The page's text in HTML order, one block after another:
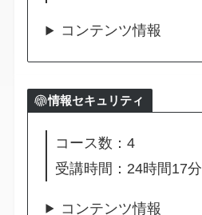
コンテンツ情報
情報セキュリティ
コース数：4
受講時間：24時間17分
コンテンツ情報